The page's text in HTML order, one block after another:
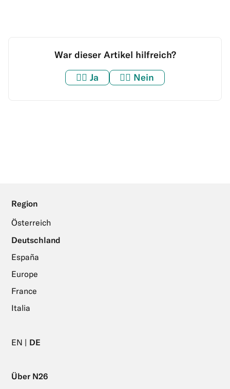
War dieser Artikel hilfreich?
👍🏼 Ja 👎🏼 Nein
Region
Österreich
Deutschland
España
Europe
France
Italia
EN DE
Über N26